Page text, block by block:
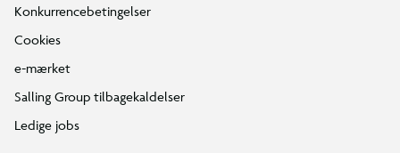
Konkurrencebetingelser
Cookies
e-mærket
Salling Group tilbagekaldelser
Ledige jobs